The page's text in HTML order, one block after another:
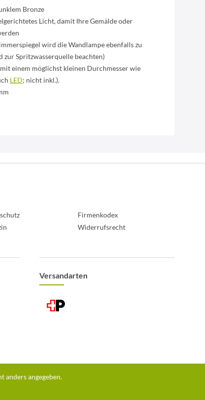
Bronze
Licht, damit Ihre Gemälde oder
wird die Wandlampe ebenfalls zu
Spritzwasserquelle beachten)
einem möglichst kleinen Durchmesser wie
LED; nicht inkl.).
Firmenkodex
Widerrufsrecht
Versandarten
anders angegeben.